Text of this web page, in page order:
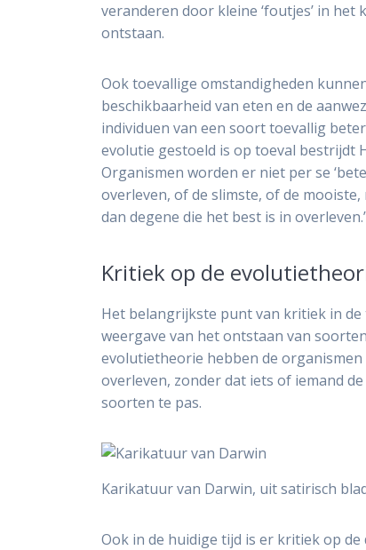
veranderen door kleine ‘foutjes’ in
ontstaan.
Ook toevallige omstandigheden
beschikbaarheid van eten en de
individuen van een soort toevallig
evolutie gestoeld is op toeval bestrijdt
Organismen worden er niet per se
overleven, of de slimste, of de
dan degene die het best is in
Kritiek op de
Het belangrijkste punt van kritiek in
weergave van het ontstaan van
evolutietheorie hebben de
overleven, zonder dat iets of iemand
soorten te pas.
Karikatuur van Darwin, uit satirisch
Ook in de huidige tijd is er kritiek op